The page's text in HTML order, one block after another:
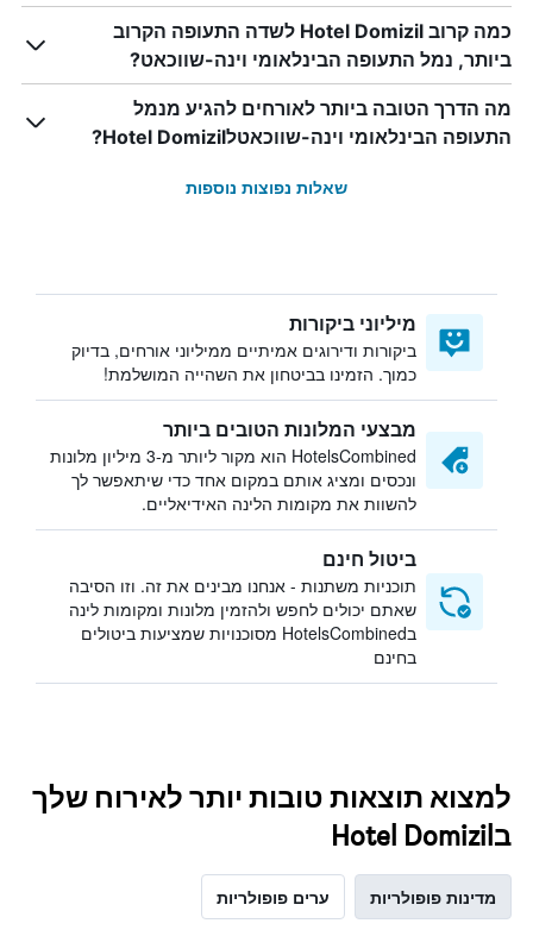
כמה קרוב Hotel Domizil לשדה התעופה הקרוב
ביותר, נמל התעופה הבינלאומי וינה-שווכאט?
מה הדרך הטובה ביותר לאורחים להגיע מנמל
התעופה הבינלאומי וינה-שווכאטלHotel Domizil?
שאלות נפוצות נוספות
מיליוני ביקורות
ביקורות ודירוגים אמיתיים ממיליוני אורחים, בדיוק
כמוך. הזמינו בביטחון את השהייה המושלמת!
מבצעי המלונות הטובים ביותר
HotelsCombined הוא מקור ליותר מ-3 מיליון מלונות
ונכסים ומציג אותם במקום אחד כדי שיתאפשר לך
להשוות את מקומות הלינה האידיאליים.
ביטול חינם
תוכניות משתנות - אנחנו מבינים את זה. וזו הסיבה
שאתם יכולים לחפש ולהזמין מלונות ומקומות לינה
בHotelsCombined מסוכנויות שמציעות ביטולים
בחינם
למצוא תוצאות טובות יותר לאירוח שלך
בHotel Domizil
מדינות פופולריות ערים פופולריות